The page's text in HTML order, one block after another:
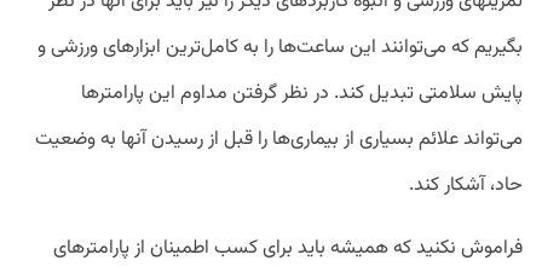
بگیریم که می‌‎توانند این ساعت‎‌ها را به کامل‎‌ترین ابزارهای ورزشی و
پایش سلامتی تبدیل کند. در نظر گرفتن مداوم این پارامترها
می‌تواند علائم بسیاری از بیماری‌ها را قبل از رسیدن آنها به وضعیت
حاد، آشکار کند.
فراموش نکنید که همیشه باید برای کسب اطمینان از پارامترهای